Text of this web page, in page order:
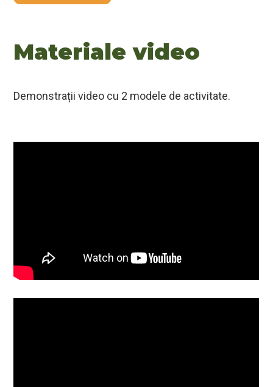
Materiale video
Demonstrații video cu 2 modele de activitate.